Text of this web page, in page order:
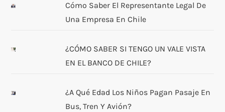
Cómo Saber El Representante Legal De
Una Empresa En Chile
¿CÓMO SABER SI TENGO UN VALE VISTA
EN EL BANCO DE CHILE?
¿A Qué Edad Los Niños Pagan Pasaje En
Bus, Tren Y Avión?